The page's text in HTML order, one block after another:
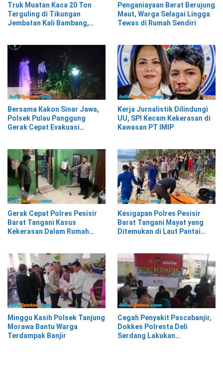
Truk Muatan Kaca 20 Ton
Terguling di Tikungan
Jembatan Kali Bambang,
Penganiayaan Berat Berujung
Maut, Warga Selagai Lingga
Tewas di Rumah Sendiri
Bersama Kakon Sinar Jawa,
Polsek Pulau Panggung
Gerak Cepat Evakuasi
Kerja Jurnalistik Dilindungi
UU, SPI Kecam Kekerasan di
Kawasan PT IMIP
Gerak Cepat Polres Pesisir
Barat Tangani Kasus
Kekerasan Dalam Rumah
Kesigapan Polres Pesisir
Barat Tangani Mayat yang
Ditemukan di Laut Pantai
Minggu Kasih Polsek Tanjung
Morawa Bantu Warga
Terdampak Banjir
Cegah Penyakit Pascabanjir,
Dokkes Polresta Deli
Serdang Lakukan